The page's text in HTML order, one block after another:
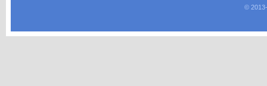
© 2013-